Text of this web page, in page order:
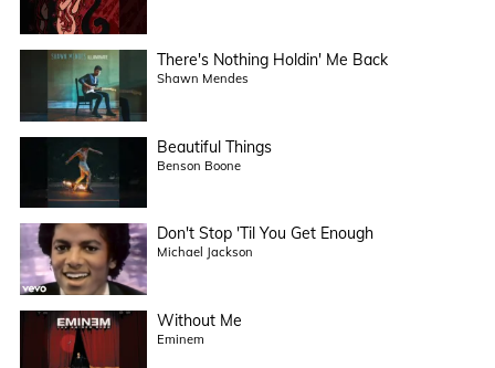
There's Nothing Holdin' Me Back
Shawn Mendes
Beautiful Things
Benson Boone
Don't Stop 'Til You Get Enough
Michael Jackson
Without Me
Eminem